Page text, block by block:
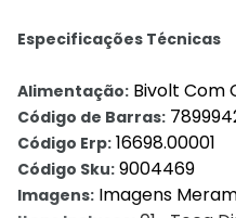
Especificações Técnicas
Alimentação: Bivolt Com
Código de Barras:
Código Erp: 16698.00001
Código Sku: 9004469
Imagens: Imagens